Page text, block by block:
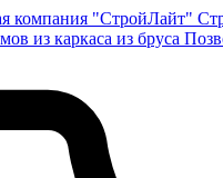
из каркаса из бруса